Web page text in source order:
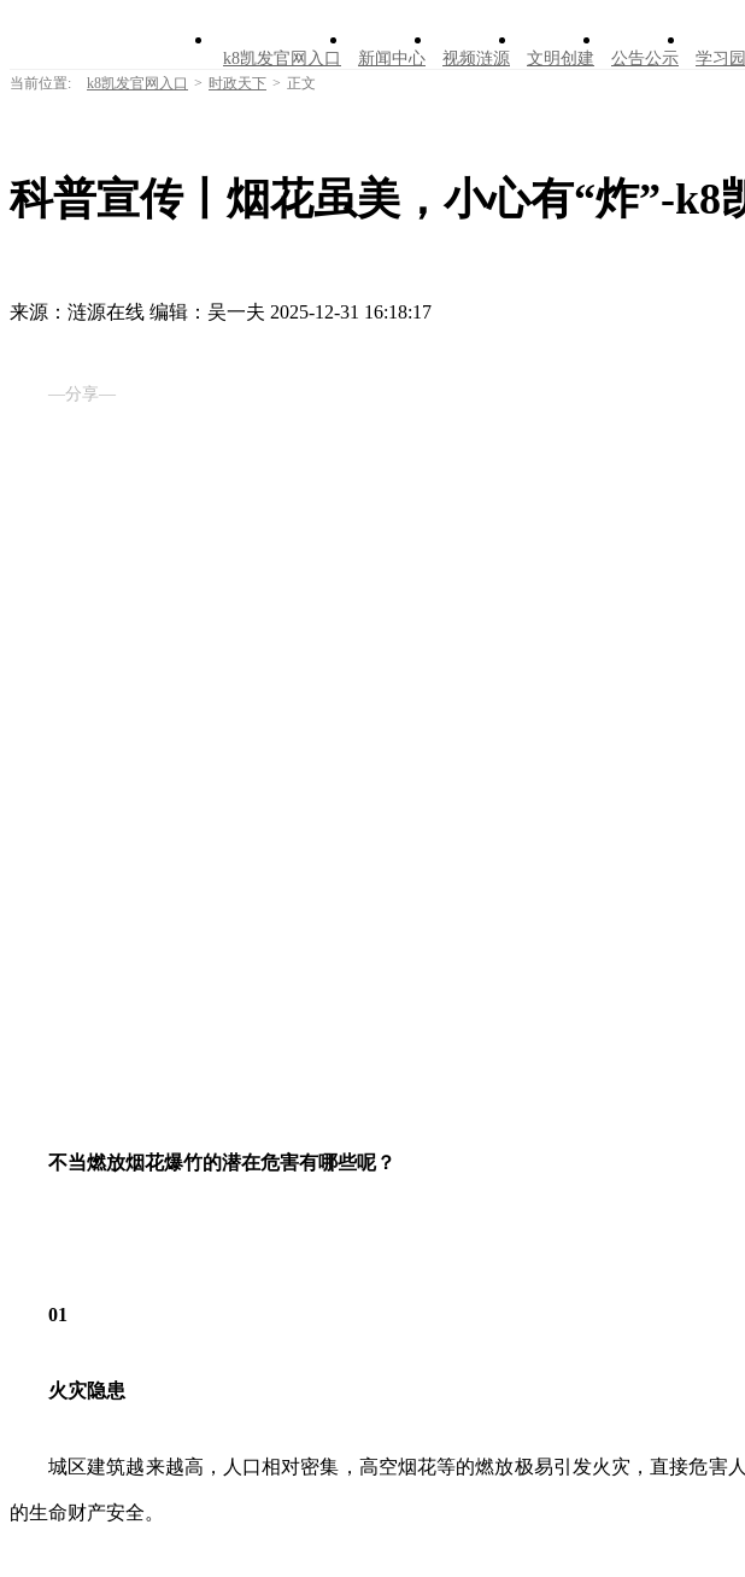
k8凯发官网入口 新闻中心 视频涟源 文明创建 公告公示 学习
当前位置: k8凯发官网入口 > 时政天下 > 正文
科普宣传丨烟花虽美，小心有“炸”-k8
来源：涟源在线 编辑：吴一夫 2025-12-31 16:18:17
—分享—
不当燃放烟花爆竹的潜在危害有哪些呢？
01
火灾隐患
城区建筑越来越高，人口相对密集，高空烟花等的燃放极易引发火灾，直接危害
的生命财产安全。